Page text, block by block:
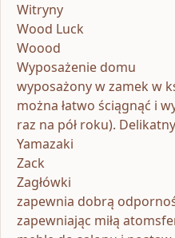
Witryny
Wood Luck
Woood
Wyposażenie domu
wyposażony w zamek w
można łatwo ściągnąć i
raz na pół roku). Delikatny
Yamazaki
Zack
Zagłówki
zapewnia dobrą
zapewniając miłą